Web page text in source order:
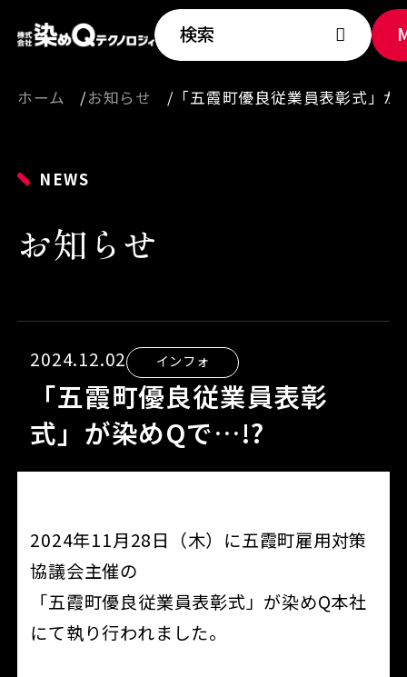
検索
ホーム お知らせ 「五霞町優良従業員表彰式」
NEWS
お知らせ
2024.12.02 インフォ
「五霞町優良従業員表彰
式」が染めQで…!?
2024年11月28日（木）に五霞町雇用対策
協議会主催の
「五霞町優良従業員表彰式」が染めQ本社
にて執り行われました。